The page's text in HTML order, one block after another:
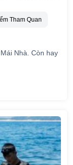
Tham Quan
Nhà. Còn hay